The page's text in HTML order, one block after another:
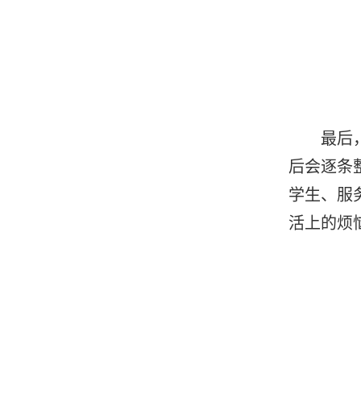
最后
后会逐条
学生、服
活上的烦